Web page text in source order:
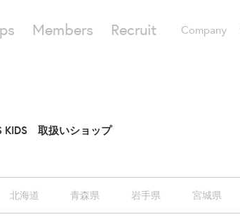
Company
Members Recruit
KIDS 取扱いショップ
北海道 青森県 岩手県 宮城県